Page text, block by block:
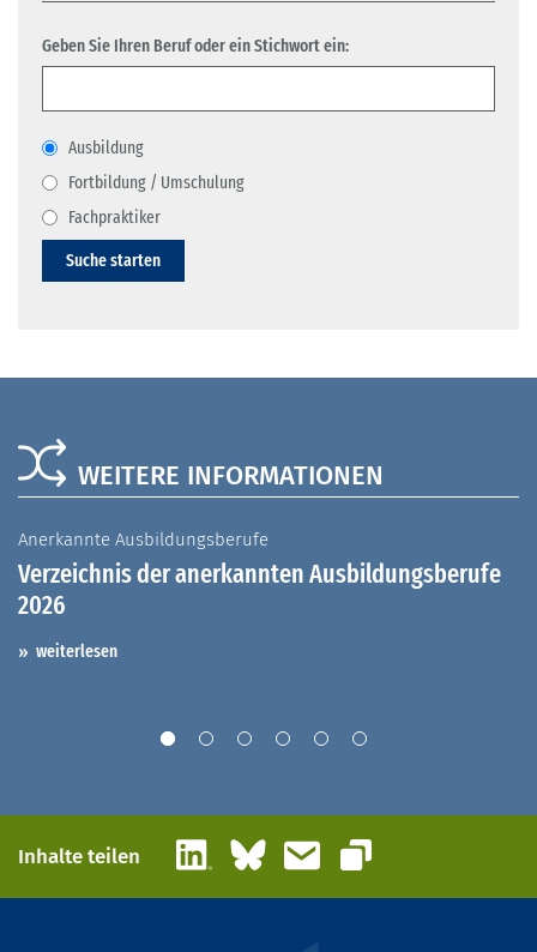
Geben Sie Ihren Beruf oder ein Stichwort ein:
Ausbildung
Fortbildung / Umschulung
Fachpraktiker
Suche starten
WEITERE INFORMATIONEN
Anerkannte Ausbildungsberufe
Verzeichnis der anerkannten Ausbildungsberufe
2026
weiterlesen
Inhalte teilen LinkedInBlueskyE-Mail
Link kopieren